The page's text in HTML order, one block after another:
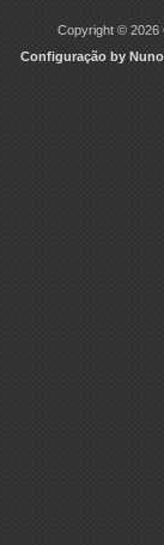
Copyright © 2026
Configuração by